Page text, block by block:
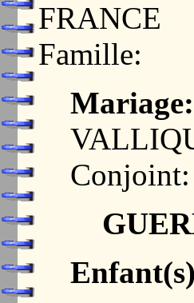
FRANCE
Famille:
Mariage:
Conjoint:
Enfant(s)